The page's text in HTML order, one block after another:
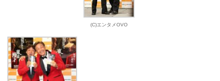
(C)エンタメOVO